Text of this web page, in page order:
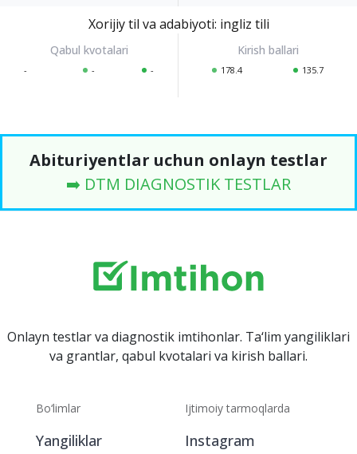
Xorijiy til va adabiyoti: ingliz tili
- - - 178.4 135.7
Abituriyentlar uchun onlayn testlar
➡️ DTM DIAGNOSTIK TESTLAR
Onlayn testlar va diagnostik imtihonlar. Ta‘lim yangiliklari
va grantlar, qabul kvotalari va kirish ballari.
Bo‘limlar
Yangiliklar
Ijtimoiy tarmoqlarda
Instagram